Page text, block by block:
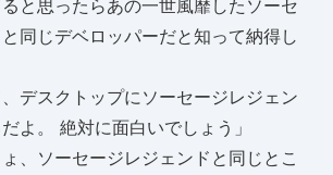
ると思ったらあの一世風靡したソーセ
同じデベロッパーだと知って納得し
、デスクトップにソーセージレジェン
よ。 絶対に面白いでしょう」
ょ、ソーセージレジェンドと同じとこ